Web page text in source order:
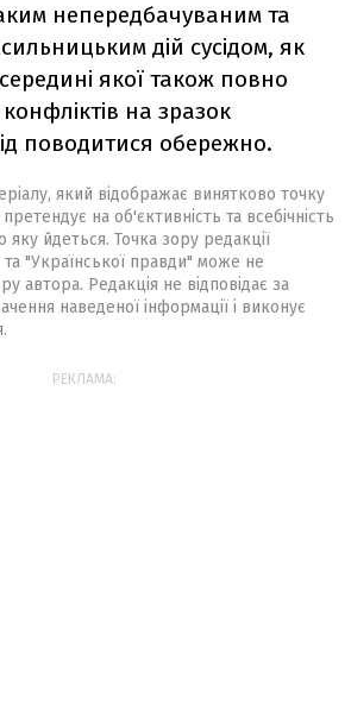
непередбачуваним та
дій сусідом, як
якої також повно
на зразок
поводитися обережно.
який відображає винятково точку
на об'єктивність та всебічність
яку йдеться. Точка зору редакції
"Української правди" може не
автора. Редакція не відповідає за
наведеної інформації і виконує
РЕКЛАМА: